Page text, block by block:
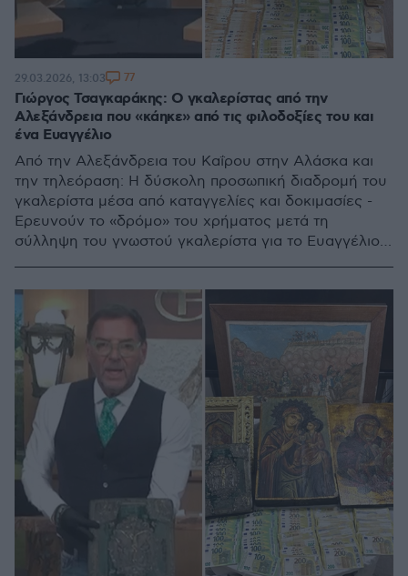
Γιώργος Τσαγκαράκης: Ο γκαλερίστας από την
Αλεξάνδρεια που «κάηκε» από τις φιλοδοξίες του και
ένα Ευαγγέλιο
Από την Αλεξάνδρεια του Καΐρου στην Αλάσκα και
την τηλεόραση: Η δύσκολη προσωπική διαδρομή του
γκαλερίστα μέσα από καταγγελίες και δοκιμασίες -
Ερευνούν το «δρόμο» του χρήματος μετά τη
σύλληψη του γνωστού γκαλερίστα για το Ευαγγέλιο
29.03.2026, 13:03 77